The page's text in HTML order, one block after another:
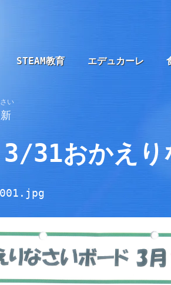
STEAM教育 エデュカーレ
い
3/31おかえり